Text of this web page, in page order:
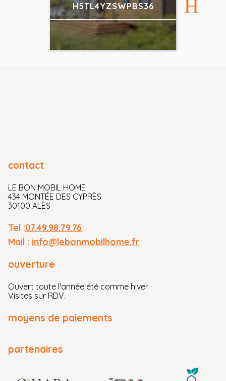
H5TL4YZSWPBS36
contact
LE BON MOBIL HOME
434 MONTÉE DES CYPRÈS
30100 ALÈS
Tel :07.49.98.79.76
Mail : info@lebonmobilhome.fr
ouverture
Ouvert toute l'année été comme hiver.
Visites sur RDV.
moyens de paiements
partenaires